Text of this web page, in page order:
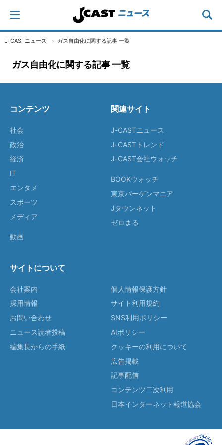
J-CASTニュース ガス自由化に関する記事 一覧
ガス自由化に関する記事 一覧
コンテンツ
社会
政治
経済
IT
エンタメ
スポーツ
メディア
動画
関連サイト
J-CASTニュース
J-CASTトレンド
J-CAST会社ウォッチ
BOOKウォッチ
東京バーゲンマニア
Jタウンネット
ゼロまる
サイトについて
会社案内
採用情報
お問い合わせ
ニュース読者投稿
編集長からの手紙
個人情報保護方針
サイト利用規約
SNS利用ポリシー
AIポリシー
クッキーの利用について
広告掲載
記事配信
コンテンツ二次利用
日本インターネット報道協会